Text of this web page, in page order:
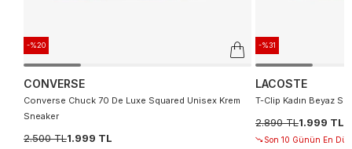
-%20
CONVERSE
Converse Chuck 70 De Luxe Squared Unisex Krem
Sneaker
2.500 TL1.999 TL
-%31
LACOSTE
T-Clip Kadın Beyaz
2.890 TL1.999 TL
Son 10 Günün En